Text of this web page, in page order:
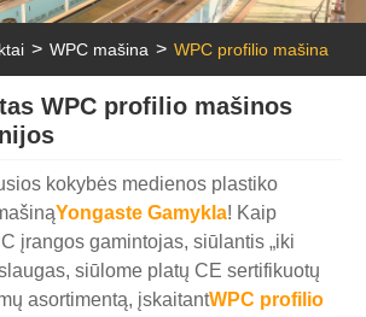
WPC mašina WPC profilio mašina
WPC profilio mašinos
kokybės medienos plastiko
Yongaste Gamykla! Kaip
įrangos gamintojas, siūlantis „iki
siūlome platų CE sertifikuotų
asortimentą, įskaitantWPC profilio